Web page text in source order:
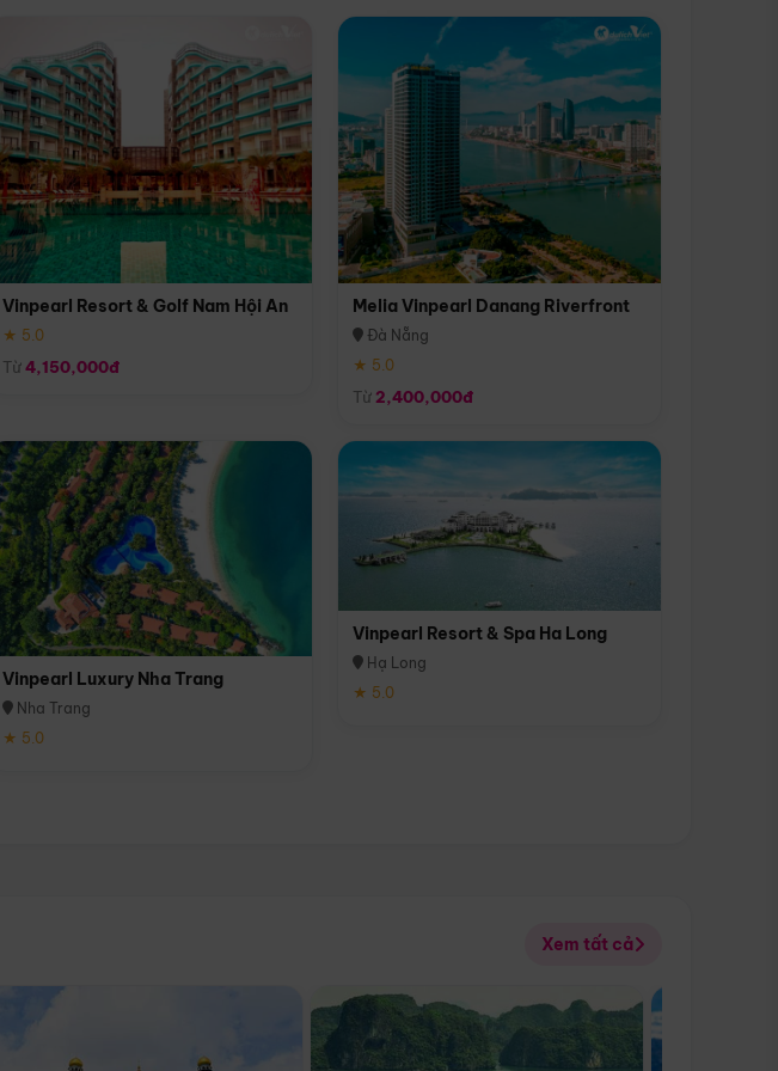
Vinpearl Resort & Golf Nam Hội An
★ 5.0
Từ4,150,000đ
Melia Vinpearl Danang Riverfront
Đà Nẵng
★ 5.0
Từ 2,400,000đ
Vinpearl Luxury Nha Trang
Nha Trang
★ 5.0
Vinpearl Resort & Spa Ha Long
Hạ Long
★ 5.0
Xem tất cả